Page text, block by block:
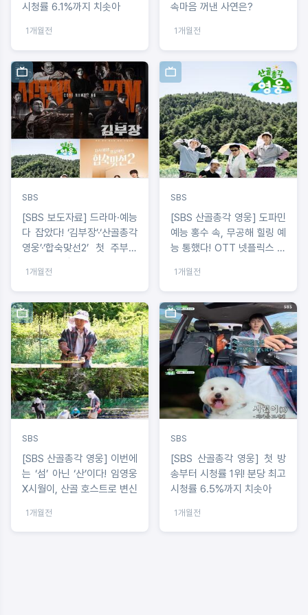
시청률 6.1%까지 치솟아
1개월전
속마음 꺼낸 사연은?
1개월전
SBS
[SBS 보도자료] 드라마·예능
다 잡았다! ‘김부장’·‘산골총각
영웅’·‘합숙맞선2’ 첫 주부터
1개월전
SBS
[SBS 산골총각 영웅] 도파민
예능 홍수 속, 무공해 힐링 예
능 통했다! OTT 넷플릭스 예
1개월전
SBS
[SBS 산골총각 영웅] 이번에
는 ‘섬’ 아닌 ‘산’이다! 임영웅
X시월이, 산골 호스트로 변신
1개월전
SBS
[SBS 산골총각 영웅] 첫 방
송부터 시청률 1위! 분당 최고
시청률 6.5%까지 치솟아
1개월전